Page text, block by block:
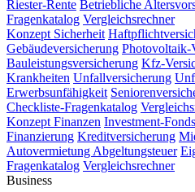
Riester-Rente Betriebliche
Fragenkatalog Vergleichsrechner
Konzept Sicherheit
Gebäudeversicherung Photovoltaik-
Bauleistungsversicherung Kfz-
Krankheiten Unfallversicherung
Erwerbsunfähigkeit
Checkliste-Fragenkatalog
Konzept Finanzen Investment-Fonds
Finanzierung Kreditversicherung
Autovermietung Abgeltungsteuer
Fragenkatalog Vergleichsrechner
Business